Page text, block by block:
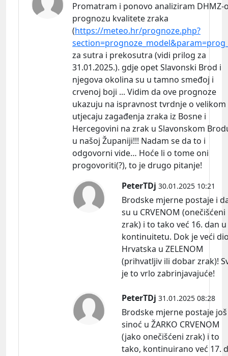
Promatram i ponovo analiziram DHMZ-
prognozu kvalitete zraka
(https://meteo.hr/prognoze.php?
za sutra i prekosutra (vidi prilog za
31.01.2025.). gdje opet Slavonski Brod i
njegova okolina su u tamno smeđoj i
crvenoj boji ... Vidim da ove prognoze
ukazuju na ispravnost tvrdnje o velikom
utjecaju zagađenja zraka iz Bosne i
Hercegovini na zrak u Slavonskom
u našoj Županiji!!! Nadam se da to i
odgovorni vide… Hoće li o tome oni
progovoriti(?), to je drugo pitanje!
PeterTDj 30.01.2025 10:21
Brodske mjerne postaje i
su u CRVENOM (onečišćeni
zrak) i to tako već 16. dan u
kontinuitetu. Dok je veći
Hrvatska u ZELENOM
(prihvatljiv ili dobar zrak)!
je to vrlo zabrinjavajuće!
PeterTDj 31.01.2025 08:28
Brodske mjerne postaje
sinoć u ŽARKO CRVENOM
(jako onečišćeni zrak) i to
tako, kontinuirano već 17.